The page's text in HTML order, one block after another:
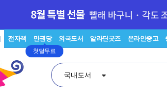
전자책 만권당
첫달무료
외국도서 알라딘굿즈 온라인중고
국내도서